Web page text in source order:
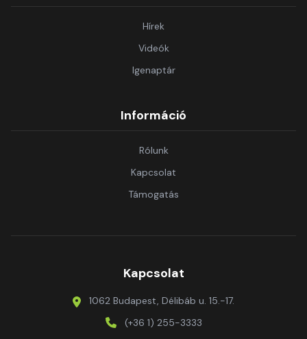
Hírek
Videók
Igenaptár
Információ
Rólunk
Kapcsolat
Támogatás
Kapcsolat
1062 Budapest, Délibáb u. 15.-17.
(+36 1) 255-3333